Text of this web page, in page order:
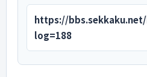
https://
log=188